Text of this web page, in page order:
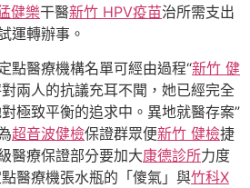
健樂干醫新竹 HPV疫苗治所需支出
運轉辦事。
點醫療機構名單可經由過程“新竹 健
兩人的抗議充耳不聞，她已經完全
極致平衡的追求中。異地就醫存案”
超音波健檢保證群眾便新竹 健檢捷
醫療保證部分要加大康德診所力度
醫療機張水瓶的「傻氣」與竹科X